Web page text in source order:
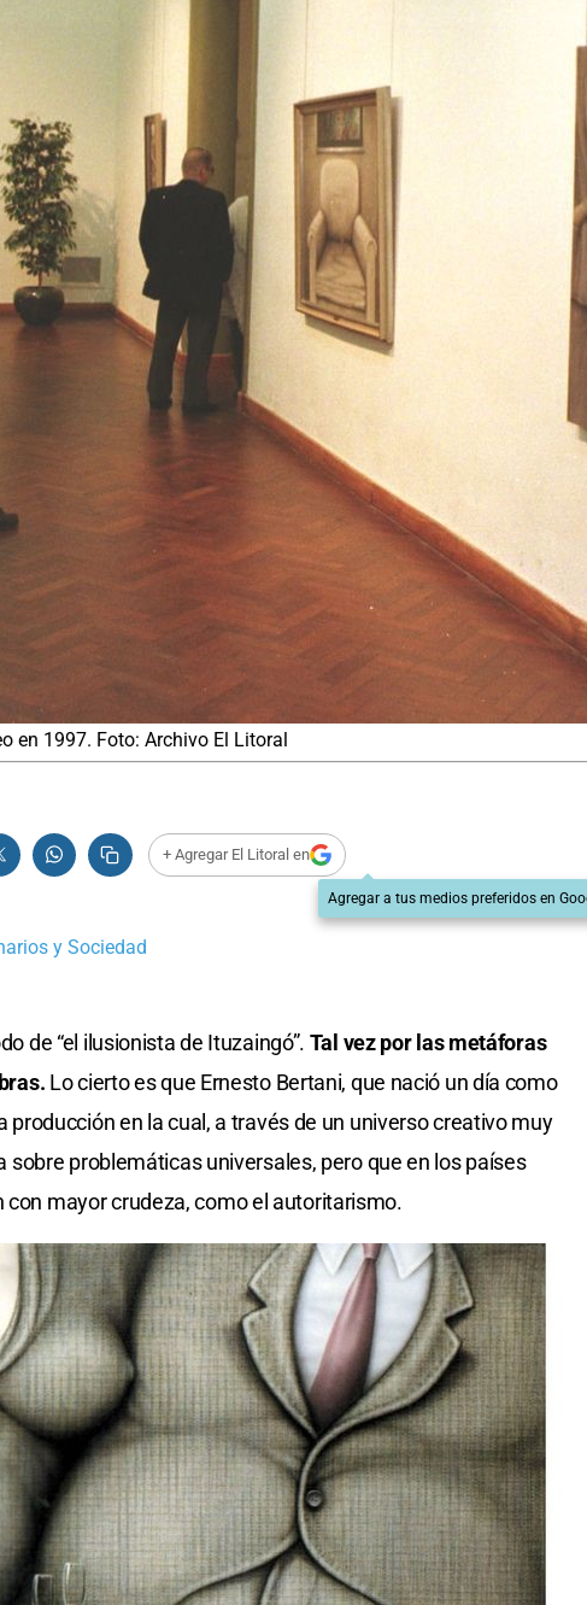
en 1997. Foto: Archivo El Litoral
+ Agregar El Litoral en
Agregar a tus medios preferidos en
y Sociedad
de “el ilusionista de Ituzaingó”. Tal vez por las metáforas
Lo cierto es que Ernesto Bertani, que nació un día como
producción en la cual, a través de un universo creativo muy
sobre problemáticas universales, pero que en los países
mayor crudeza, como el autoritarismo.